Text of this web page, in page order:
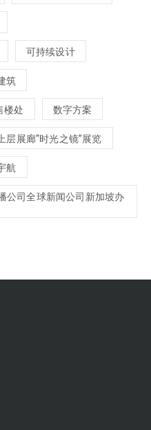
可持续设计
筑
楼处 数字方案
层展廊“时光之镜”展览
航
公司全球新闻公司新加坡办